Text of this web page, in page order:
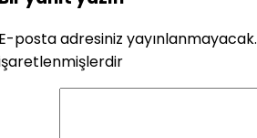
posta adresiniz yayınlanmayacak.